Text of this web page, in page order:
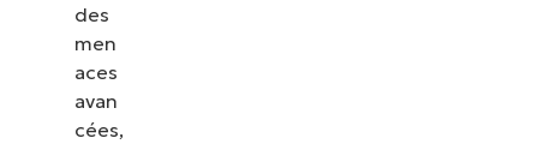
des
men
aces
avan
cées,